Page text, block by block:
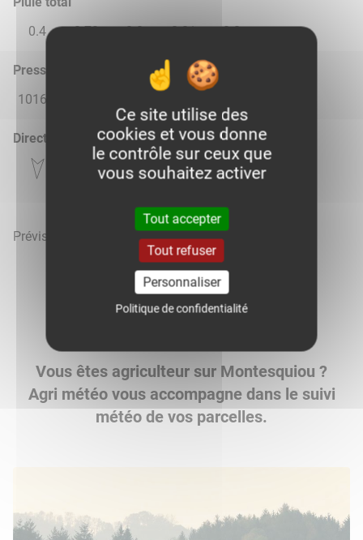
0.4
0.73 0.0 0.01 0.0
Pression atmosphérique (hPa)
1016.0
Direction du vent
Prévisions météo mises à jour le 8 août 2026 à 15h
Vous êtes agriculteur sur Montesquiou ?
Agri météo vous accompagne dans le suivi
météo de vos parcelles.
Ce site utilise des
cookies et vous donne
le contrôle sur ceux que
vous souhaitez activer
Tout accepter
Tout refuser
Personnaliser
Politique de confidentialité